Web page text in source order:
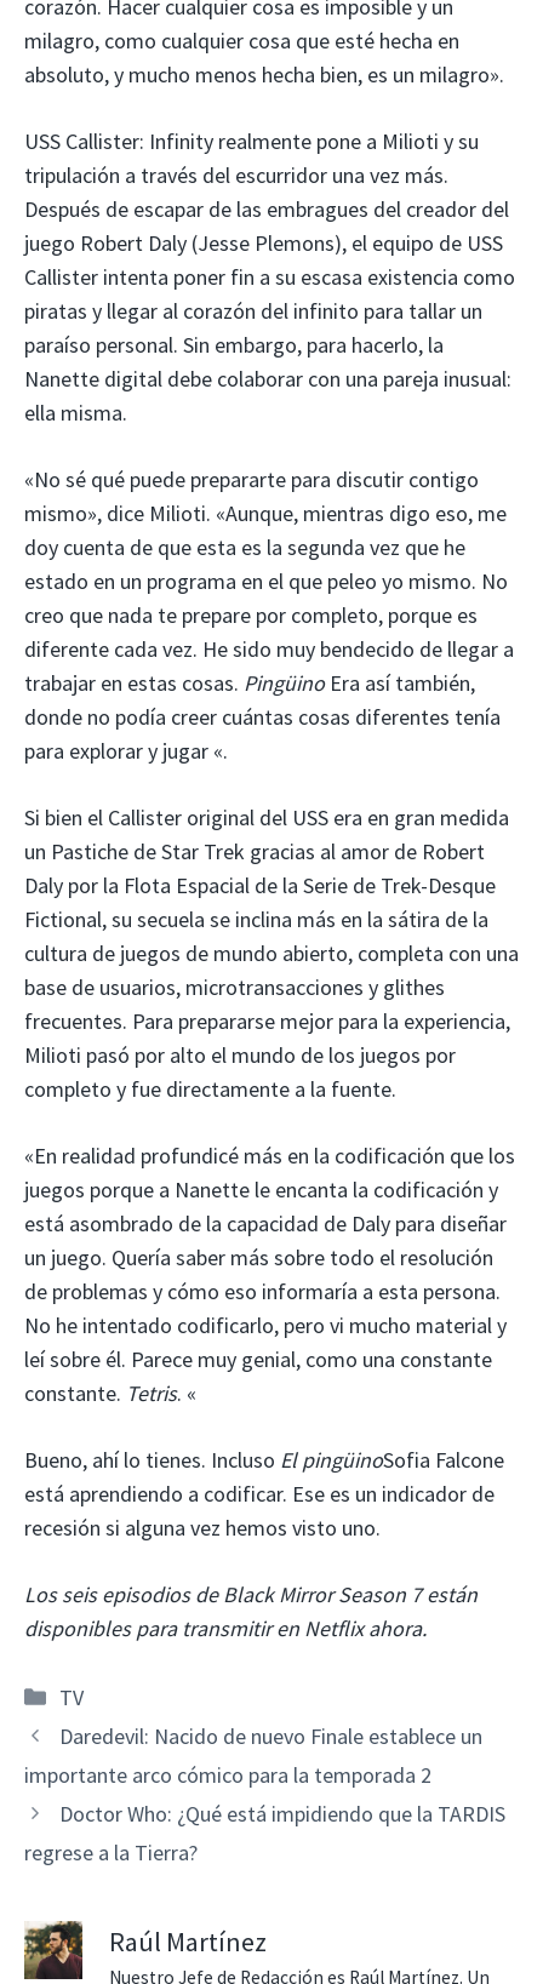
corazón. Hacer cualquier cosa es imposible y un
milagro, como cualquier cosa que esté hecha en
absoluto, y mucho menos hecha bien, es un milagro».
USS Callister: Infinity realmente pone a Milioti y su
tripulación a través del escurridor una vez más.
Después de escapar de las embragues del creador del
juego Robert Daly (Jesse Plemons), el equipo de USS
Callister intenta poner fin a su escasa existencia como
piratas y llegar al corazón del infinito para tallar un
paraíso personal. Sin embargo, para hacerlo, la
Nanette digital debe colaborar con una pareja inusual:
ella misma.
«No sé qué puede prepararte para discutir contigo
mismo», dice Milioti. «Aunque, mientras digo eso, me
doy cuenta de que esta es la segunda vez que he
estado en un programa en el que peleo yo mismo. No
creo que nada te prepare por completo, porque es
diferente cada vez. He sido muy bendecido de llegar a
trabajar en estas cosas. PingüinoEra así también,
donde no podía creer cuántas cosas diferentes tenía
para explorar y jugar «.
Si bien el Callister original del USS era en gran medida
un Pastiche de Star Trek gracias al amor de Robert
Daly por la Flota Espacial de la Serie de Trek-Desque
Fictional, su secuela se inclina más en la sátira de la
cultura de juegos de mundo abierto, completa con una
base de usuarios, microtransacciones y glithes
frecuentes. Para prepararse mejor para la experiencia,
Milioti pasó por alto el mundo de los juegos por
completo y fue directamente a la fuente.
«En realidad profundicé más en la codificación que los
juegos porque a Nanette le encanta la codificación y
está asombrado de la capacidad de Daly para diseñar
un juego. Quería saber más sobre todo el resolución
de problemas y cómo eso informaría a esta persona.
No he intentado codificarlo, pero vi mucho material y
leí sobre él. Parece muy genial, como una constante
constante. Tetris. «
Bueno, ahí lo tienes. Incluso El pingüinoSofia Falcone
está aprendiendo a codificar. Ese es un indicador de
recesión si alguna vez hemos visto uno.
Los seis episodios de Black Mirror Season 7 están
disponibles para transmitir en Netflix ahora.
Categorías
TV
Daredevil: Nacido de nuevo Finale establece un
importante arco cómico para la temporada 2
Doctor Who: ¿Qué está impidiendo que la TARDIS
regrese a la Tierra?
Raúl Martínez
Nuestro Jefe de Redacción es Raúl Martínez. Un